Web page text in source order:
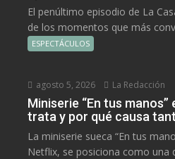
El penúltimo episodio de La
de los momentos que más
ESPECTÁCULOS
agosto 5, 2026 La Redacción
Miniserie “En tus manos”
trata y por qué causa
La miniserie sueca “En tus
Netflix, se posiciona como una